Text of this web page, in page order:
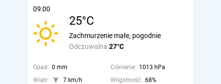
09:00
25°C
Odczuwalna 27°C
Zachmurzenie małe, pogodnie
Opad: 0 mm Ciśnienie: 1013 hPa
Wiatr:
7 km/h Wilgotność: 68%